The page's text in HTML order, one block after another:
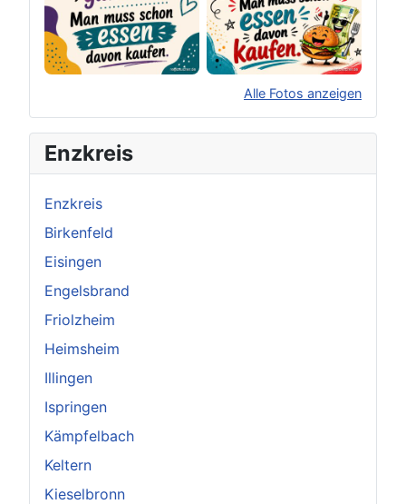
Alle Fotos anzeigen
Original herunterladen
Enzkreis
Enzkreis
Birkenfeld
Eisingen
Engelsbrand
Friolzheim
Heimsheim
Illingen
Ispringen
Kämpfelbach
Keltern
Kieselbronn